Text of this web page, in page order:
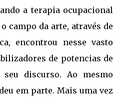
a terapia ocupacional
campo da arte, através de
encontrou nesse vasto
de potencias de
discurso. Ao mesmo
em parte. Mais uma vez